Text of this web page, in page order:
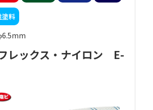
に優れているため洗浄時間の短
ます。
結果、溶剤塗料・シンナーとも
がなく、安心して使えるうえ、
よりも長寿命なため交換頻度を
塗料
レックス・ナイロン E-